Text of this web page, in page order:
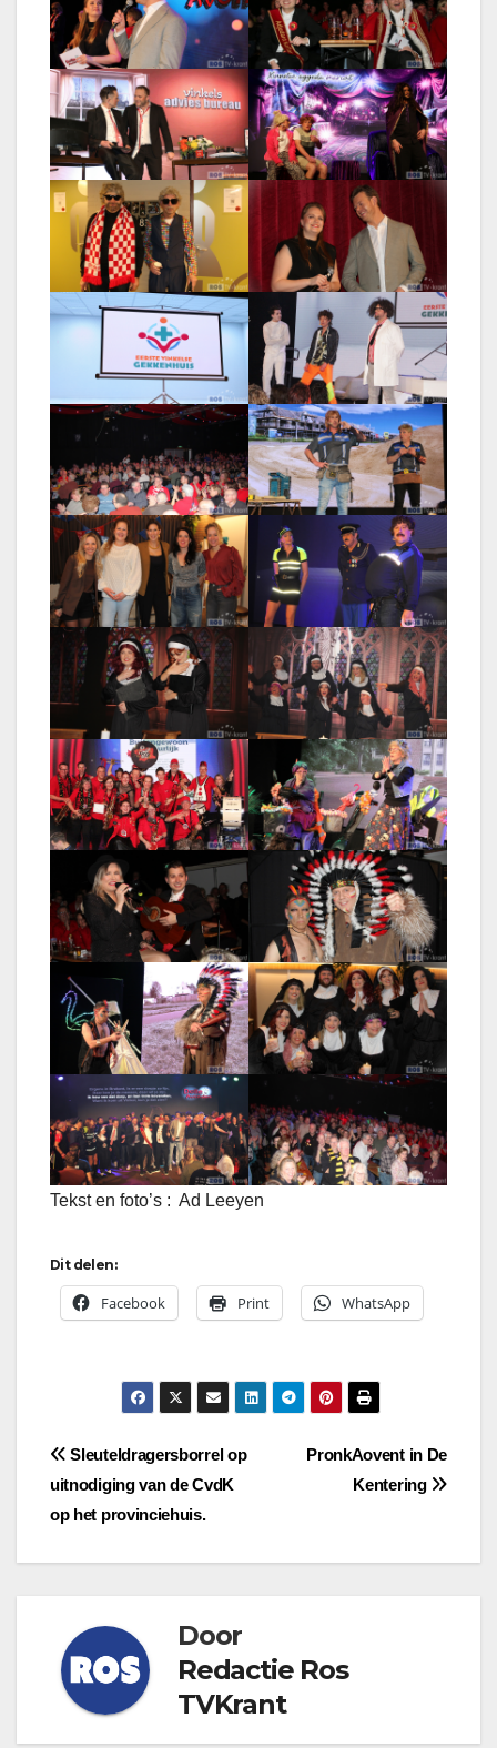
Tekst en foto’s : Ad Leeyen
Dit delen:
Facebook Print WhatsApp
Bericht
navigatie
PronkAovent in De
Kentering
Sleuteldragersborrel op
uitnodiging van de CvdK
op het provinciehuis.
Door
Redactie Ros
TVKrant